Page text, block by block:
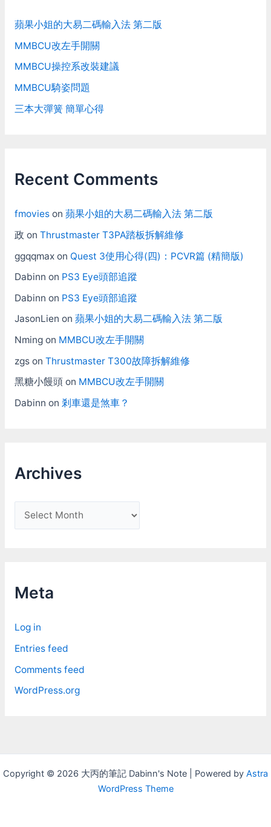
蘋果小姐的大易二碼輸入法 第二版
MMBCU改左手開關
MMBCU操控系改裝建議
MMBCU騎姿問題
三本大彈簧 簡單心得
Recent Comments
fmovieson 蘋果小姐的大易二碼輸入法 第二版
政 on Thrustmaster T3PA踏板拆解維修
ggqqmaxon Quest 3使用心得(四)：PCVR篇 (精簡版)
Dabinn on PS3 Eye頭部追蹤
Dabinn on PS3 Eye頭部追蹤
JasonLien on 蘋果小姐的大易二碼輸入法 第二版
Nmingon MMBCU改左手開關
zgson Thrustmaster T300故障拆解維修
黑糖小饅頭on MMBCU改左手開關
Dabinn on 剎車還是煞車？
Archives
r
i
e
Meta
Log in
Entries feed
Comments feed
WordPress.org
Copyright © 2026 大丙的筆記 Dabinn's Note | Powered by Astra
WordPress Theme